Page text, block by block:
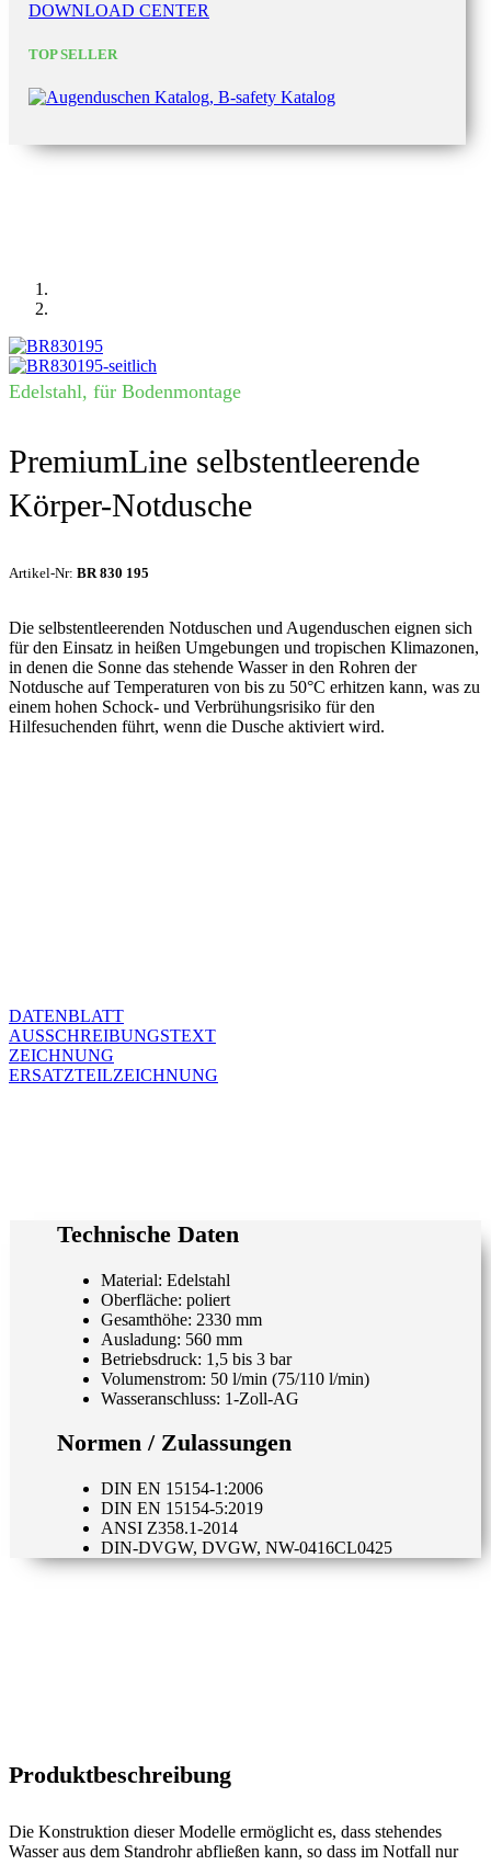
DOWNLOAD CENTER
TOP SELLER
Edelstahl, für Bodenmontage
PremiumLine selbstentleerende
Körper-Notdusche
Artikel-Nr: BR 830 195
Die selbstentleerenden Notduschen und Augenduschen eignen sich
für den Einsatz in heißen Umgebungen und tropischen Klimazonen,
in denen die Sonne das stehende Wasser in den Rohren der
Notdusche auf Temperaturen von bis zu 50°C erhitzen kann, was zu
einem hohen Schock- und Verbrühungsrisiko für den
Hilfesuchenden führt, wenn die Dusche aktiviert wird.
DATENBLATT
AUSSCHREIBUNGSTEXT
ZEICHNUNG
ERSATZTEILZEICHNUNG
Technische Daten
Material: Edelstahl
Oberfläche: poliert
Gesamthöhe: 2330 mm
Ausladung: 560 mm
Betriebsdruck: 1,5 bis 3 bar
Volumenstrom: 50 l/min (75/110 l/min)
Wasseranschluss: 1-Zoll-AG
Normen / Zulassungen
DIN EN 15154-1:2006
DIN EN 15154-5:2019
ANSI Z358.1-2014
DIN-DVGW, DVGW, NW-0416CL0425
Produktbeschreibung
Die Konstruktion dieser Modelle ermöglicht es, dass stehendes
Wasser aus dem Standrohr abfließen kann, so dass im Notfall nur